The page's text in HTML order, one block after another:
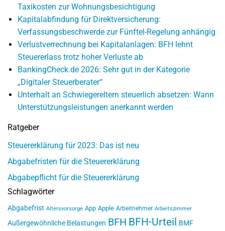
Taxikosten zur Wohnungsbesichtigung
Kapitalabfindung für Direktversicherung:
Verfassungsbeschwerde zur Fünftel-Regelung anhängig
Verlustverrechnung bei Kapitalanlagen: BFH lehnt
Steuererlass trotz hoher Verluste ab
BankingCheck.de 2026: Sehr gut in der Kategorie
„Digitaler Steuerberater“
Unterhalt an Schwiegereltern steuerlich absetzen: Wann
Unterstützungsleistungen anerkannt werden
Ratgeber
Steuererklärung für 2023: Das ist neu
Abgabefristen für die Steuererklärung
Abgabepflicht für die Steuererklärung
Schlagwörter
Abgabefrist Altersvorsorge App Apple Arbeitnehmer Arbeitszimmer
Außergewöhnliche Belastungen BFH BFH-Urteil BMF